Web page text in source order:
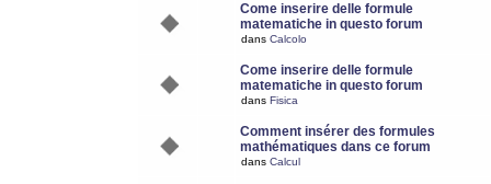
Come inserire delle formule
matematiche in questo forum
dans Calcolo
Come inserire delle formule
matematiche in questo forum
dans Fisica
Comment insérer des formules
mathématiques dans ce forum
dans Calcul